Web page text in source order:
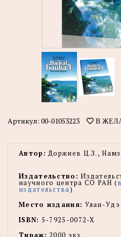
Артикул: 00-01053223 В
Автор: Доржиев Ц.З.,
Издательство:
научного центра СО РАН (
издательства)
Место издания: Улан-Удэ
ISBN: 5-7925-0072-X
Тираж: 2000 экз.